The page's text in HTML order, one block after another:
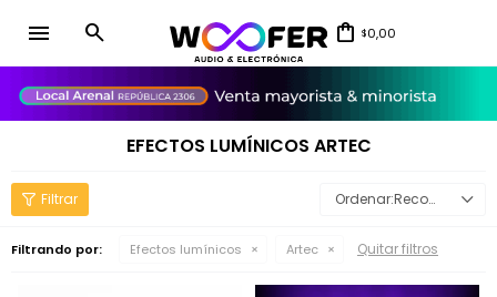
menu $0,00
EFECTOS LUMÍNICOS ARTEC
Recomendados
Filtrando por: Efectos lumínicos Artec Quitar filtros
close